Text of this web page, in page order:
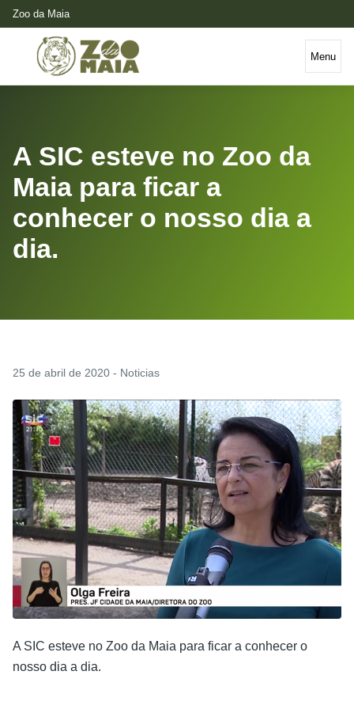
Zoo da Maia
Menu
A SIC esteve no Zoo da
Maia para ficar a
conhecer o nosso dia a
dia.
25 de abril de 2020 - Noticias
A SIC esteve no Zoo da Maia para ficar a conhecer o
nosso dia a dia.